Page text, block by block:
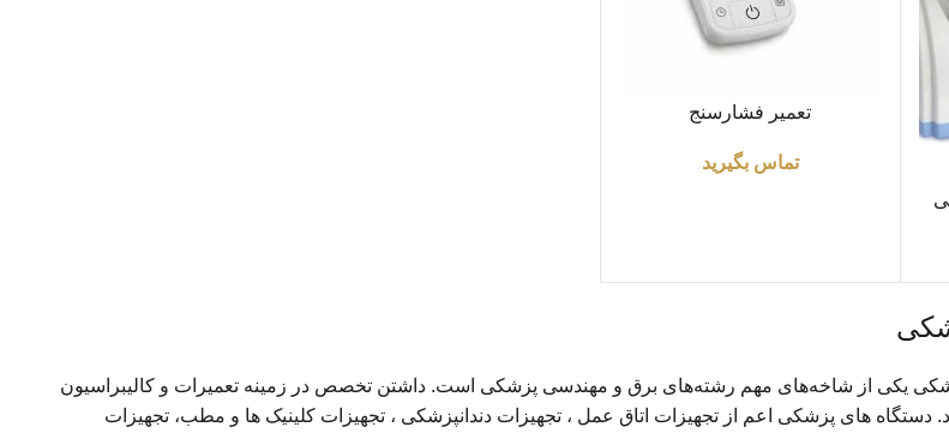
اطلاعات بیشترتعمیر فشارسنج
تماس بگیرید
یکی از شاخه‌های مهم رشته‌های برق و مهندسی پزشکی است. داشتن تخصص در زمینه تعمیرات و کالیبراسیون
دستگاه های پزشکی اعم از تجهیزات اتاق عمل ، تجهیزات دندانپزشکی ، تجهیزات کلینیک ها و مطب، تجهیزات